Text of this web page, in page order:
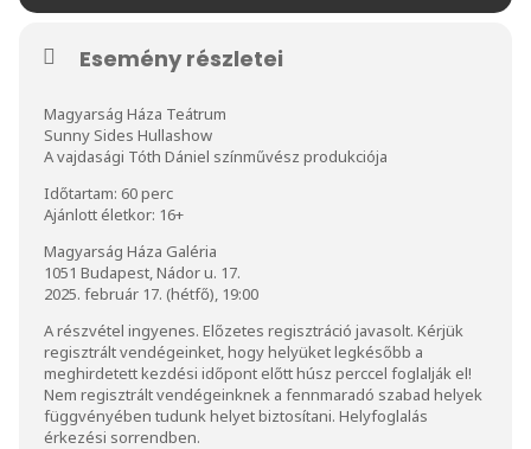
Esemény részletei
Magyarság Háza Teátrum
Sunny Sides Hullashow
A vajdasági Tóth Dániel színművész produkciója
Időtartam: 60 perc
Ajánlott életkor: 16+
Magyarság Háza Galéria
1051 Budapest, Nádor u. 17.
2025. február 17. (hétfő), 19:00
A részvétel ingyenes. Előzetes regisztráció javasolt. Kérjük
regisztrált vendégeinket, hogy helyüket legkésőbb a
meghirdetett kezdési időpont előtt húsz perccel foglalják el!
Nem regisztrált vendégeinknek a fennmaradó szabad helyek
függvényében tudunk helyet biztosítani. Helyfoglalás
érkezési sorrendben.